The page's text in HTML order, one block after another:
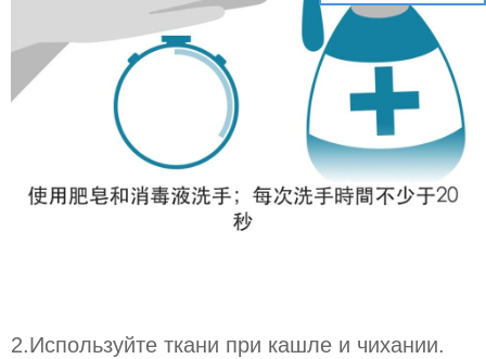
2.Используйте ткани при кашле и чихании.